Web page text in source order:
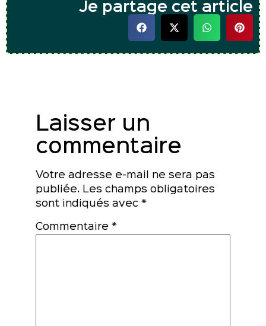
Je partage cet article
Laisser un
commentaire
Votre adresse e-mail ne sera pas
publiée. Les champs obligatoires
sont indiqués avec *
Commentaire *